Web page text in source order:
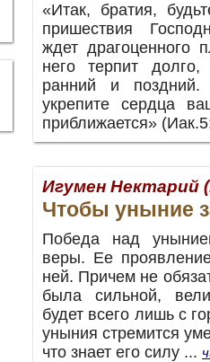
«Итак, братия,
пришествия
ждет драгоценного
него терпит
ранний и
укрепите сердца
приближается»
Игумен Нектарий
Чтобы уныние
Победа над
веры. Ее
ней. Причем не
была сильной,
будет всего лишь с
уныния стремится
что знает его силу ...